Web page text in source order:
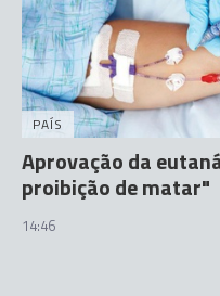
PAÍS
Aprovação da
proibição de matar"
14:46